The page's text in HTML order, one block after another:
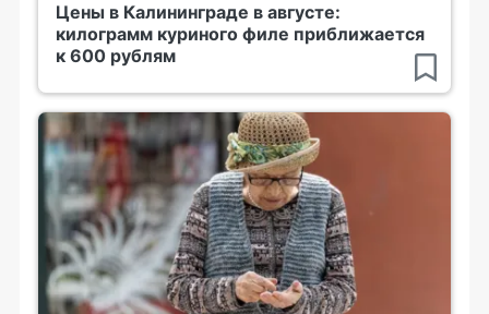
Цены в Калининграде в августе:
килограмм куриного филе приближается
к 600 рублям